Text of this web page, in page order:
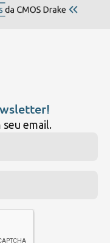
seu email.